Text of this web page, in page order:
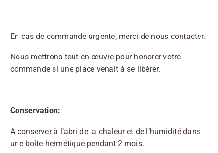
En cas de commande urgente, merci de nous contacter.
Nous mettrons tout en œuvre pour honorer votre
commande si une place venait à se libérer.
Conservation:
A conserver à l’abri de la chaleur et de l’humidité dans
une boîte hermétique pendant 2 mois.